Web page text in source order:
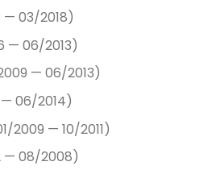
03/2018)
06/2013)
— 06/2013)
06/2014)
— 10/2011)
08/2008)